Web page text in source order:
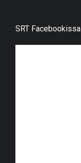
SRT Facebookissa